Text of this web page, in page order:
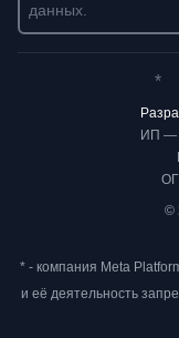
данных.
ИП —
©
*
* - компания Meta
и её деятельность